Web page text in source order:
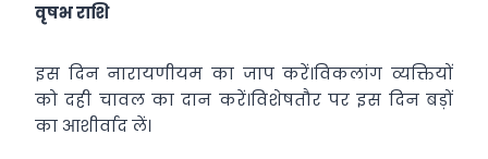
वृषभ राशि
इस दिन नारायणीयम का जाप करें।विकलांग व्यक्तियों
को दही चावल का दान करें।विशेषतौर पर इस दिन बड़ों
का आशीर्वाद लें।